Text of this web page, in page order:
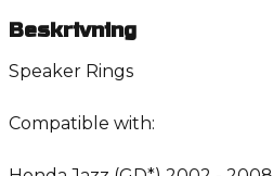
Beskrivning
Speaker Rings
Compatible with: